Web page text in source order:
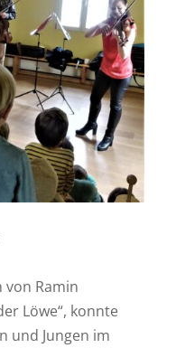
von Ramin
Löwe“, konnte
und Jungen im